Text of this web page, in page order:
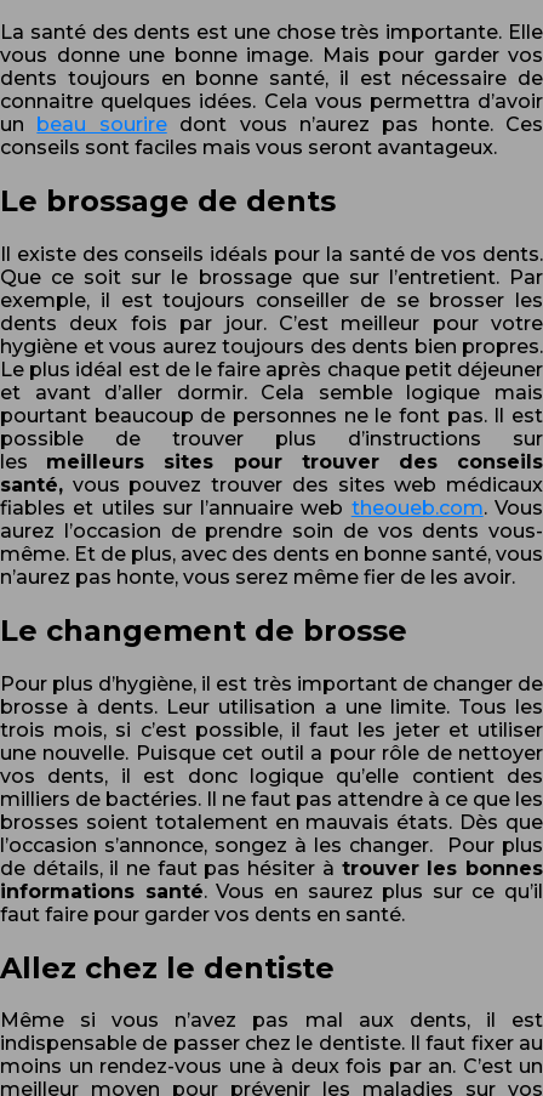
La santé des dents est une chose très importante. Elle
vous donne une bonne image. Mais pour garder vos
dents toujours en bonne santé, il est nécessaire de
connaitre quelques idées. Cela vous permettra d’avoir
un beau souriredont vous n’aurez pas honte. Ces
conseils sont faciles mais vous seront avantageux.
Le brossage de dents
Il existe des conseils idéals pour la santé de vos dents.
Que ce soit sur le brossage que sur l’entretient. Par
exemple, il est toujours conseiller de se brosser les
dents deux fois par jour. C’est meilleur pour votre
hygiène et vous aurez toujours des dents bien propres.
Le plus idéal est de le faire après chaque petit déjeuner
et avant d’aller dormir. Cela semble logique mais
pourtant beaucoup de personnes ne le font pas. Il est
possible de trouver plus d’instructions sur
les meilleurs sites pour trouver des conseils
santé, vous pouvez trouver des sites web médicaux
fiables et utiles sur l’annuaire web theoueb.com. Vous
aurez l’occasion de prendre soin de vos dents vous-
même. Et de plus, avec des dents en bonne santé, vous
n’aurez pas honte, vous serez même fier de les avoir.
Le changement de brosse
Pour plus d’hygiène, il est très important de changer de
brosse à dents. Leur utilisation a une limite. Tous les
trois mois, si c’est possible, il faut les jeter et utiliser
une nouvelle. Puisque cet outil a pour rôle de nettoyer
vos dents, il est donc logique qu’elle contient des
milliers de bactéries. Il ne faut pas attendre à ce que les
brosses soient totalement en mauvais états. Dès que
l’occasion s’annonce, songez à les changer. Pour plus
de détails, il ne faut pas hésiter à trouver les bonnes
informations santé. Vous en saurez plus sur ce qu’il
faut faire pour garder vos dents en santé.
Allez chez le dentiste
Même si vous n’avez pas mal aux dents, il est
indispensable de passer chez le dentiste. Il faut fixer au
moins un rendez-vous une à deux fois par an. C’est un
meilleur moyen pour prévenir les maladies sur vos